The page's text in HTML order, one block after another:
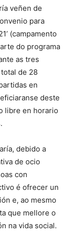
veñen de
para
(campamento
do programa
as tres
de 28
en
deste
libre en horario
debido a
de ocio
con
é ofrecer un
e, ao mesmo
que mellore o
na vida social.